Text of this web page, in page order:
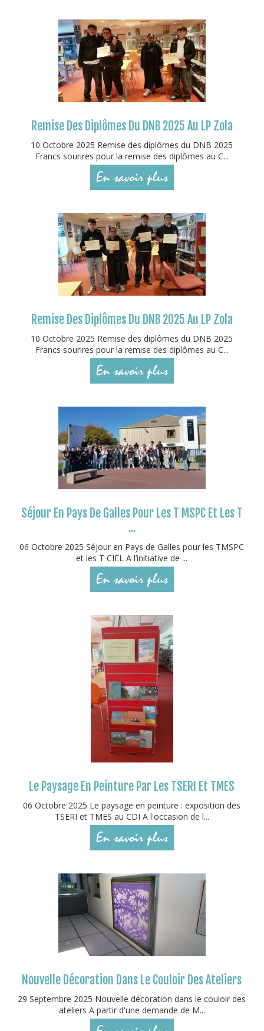
Remise Des Diplômes Du DNB 2025 Au LP Zola
10 Octobre 2025 Remise des diplômes du DNB 2025
Francs sourires pour la remise des diplômes au C...
En savoir plus
Remise Des Diplômes Du DNB 2025 Au LP Zola
10 Octobre 2025 Remise des diplômes du DNB 2025
Francs sourires pour la remise des diplômes au C...
En savoir plus
Séjour En Pays De Galles Pour Les T MSPC Et Les T
...
06 Octobre 2025 Séjour en Pays de Galles pour les TMSPC
et les T CIEL A l’initiative de ...
En savoir plus
Le Paysage En Peinture Par Les TSERI Et TMES
06 Octobre 2025 Le paysage en peinture : exposition des
TSERI et TMES au CDI A l'occasion de l...
En savoir plus
Nouvelle Décoration Dans Le Couloir Des Ateliers
29 Septembre 2025 Nouvelle décoration dans le couloir des
ateliers A partir d'une demande de M...